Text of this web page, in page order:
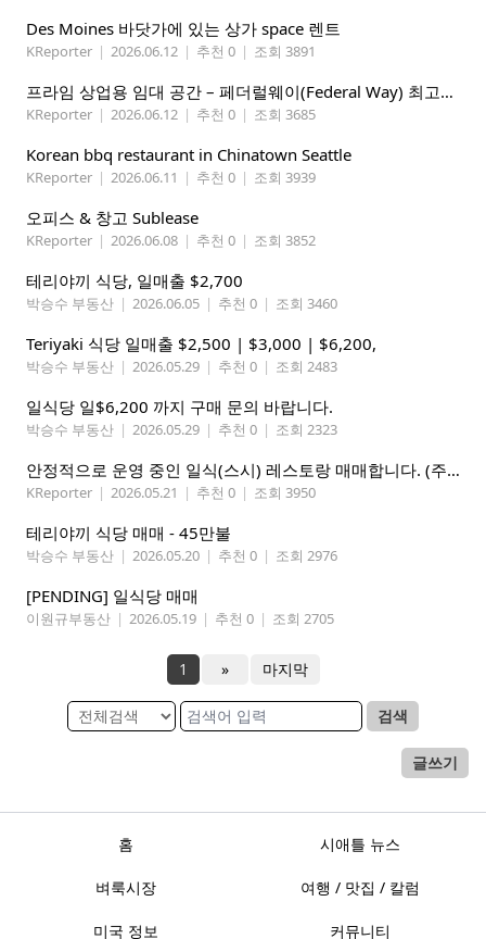
Des Moines 바닷가에 있는 상가 space 렌트
KReporter | 2026.06.12 | 추천 0 | 조회 3891
프라임 상업용 임대 공간 – 페더럴웨이(Federal Way) 최고의 가시성 입지
KReporter | 2026.06.12 | 추천 0 | 조회 3685
Korean bbq restaurant in Chinatown Seattle
KReporter | 2026.06.11 | 추천 0 | 조회 3939
오피스 & 창고 Sublease
KReporter | 2026.06.08 | 추천 0 | 조회 3852
테리야끼 식당, 일매출 $2,700
박승수 부동산 | 2026.06.05 | 추천 0 | 조회 3460
Teriyaki 식당 일매출 $2,500 | $3,000 | $6,200,
박승수 부동산 | 2026.05.29 | 추천 0 | 조회 2483
일식당 일$6,200 까지 구매 문의 바랍니다.
박승수 부동산 | 2026.05.29 | 추천 0 | 조회 2323
안정적으로 운영 중인 일식(스시) 레스토랑 매매합니다. (주인없는 가게)
KReporter | 2026.05.21 | 추천 0 | 조회 3950
테리야끼 식당 매매 - 45만불
박승수 부동산 | 2026.05.20 | 추천 0 | 조회 2976
[PENDING] 일식당 매매
이원규부동산 | 2026.05.19 | 추천 0 | 조회 2705
1 » 마지막
검색
글쓰기
홈 시애틀 뉴스
벼룩시장 여행 / 맛집 / 칼럼
미국 정보 커뮤니티